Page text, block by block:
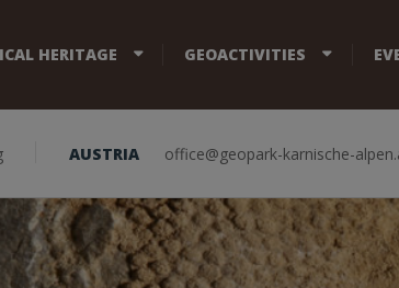
HERITAGE GEOACTIVITIES
AUSTRIA office@geopark-karnische-